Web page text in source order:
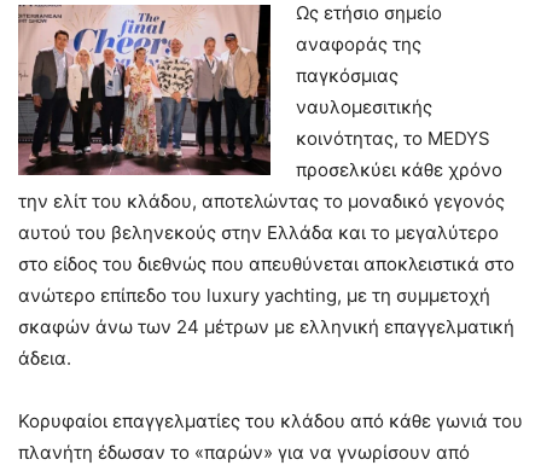
Ως ετήσιο σημείο
αναφοράς της
παγκόσμιας
ναυλομεσιτικής
κοινότητας, το MEDYS
προσελκύει κάθε χρόνο
την ελίτ του κλάδου, αποτελώντας το μοναδικό γεγονός
αυτού του βεληνεκούς στην Ελλάδα και το μεγαλύτερο
στο είδος του διεθνώς που απευθύνεται αποκλειστικά στο
ανώτερο επίπεδο του luxury yachting, με τη συμμετοχή
σκαφών άνω των 24 μέτρων με ελληνική επαγγελματική
άδεια.
Κορυφαίοι επαγγελματίες του κλάδου από κάθε γωνιά του
πλανήτη έδωσαν το «παρών» για να γνωρίσουν από